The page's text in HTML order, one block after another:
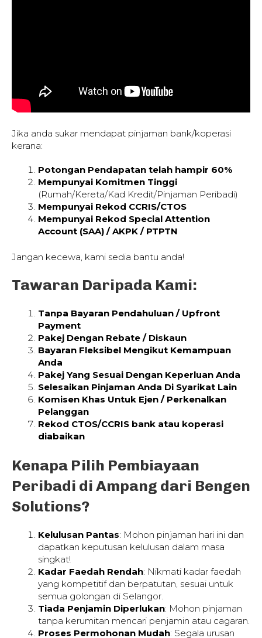
Jika anda sukar mendapat pinjaman bank/koperasi
kerana:
Potongan Pendapatan telah hampir 60%
Mempunyai Komitmen Tinggi
(Rumah/Kereta/Kad Kredit/Pinjaman Peribadi)
Mempunyai Rekod CCRIS/CTOS
Mempunyai Rekod Special Attention
Account (SAA) / AKPK / PTPTN
Jangan kecewa, kami sedia bantu anda!
Tawaran Daripada Kami:
Tanpa Bayaran Pendahuluan / Upfront
Payment
Pakej Dengan Rebate / Diskaun
Bayaran Fleksibel Mengikut Kemampuan
Anda
Pakej Yang Sesuai Dengan Keperluan Anda
Selesaikan Pinjaman Anda Di Syarikat Lain
Komisen Khas Untuk Ejen / Perkenalkan
Pelanggan
Rekod CTOS/CCRIS bank atau koperasi
diabaikan
Kenapa Pilih Pembiayaan
Peribadi di Ampang dari Bengen
Solutions?
Kelulusan Pantas: Mohon pinjaman hari ini dan
dapatkan keputusan kelulusan dalam masa
singkat!
Kadar Faedah Rendah: Nikmati kadar faedah
yang kompetitif dan berpatutan, sesuai untuk
semua golongan di Selangor.
Tiada Penjamin Diperlukan: Mohon pinjaman
tanpa kerumitan mencari penjamin atau cagaran.
Proses Permohonan Mudah: Segala urusan